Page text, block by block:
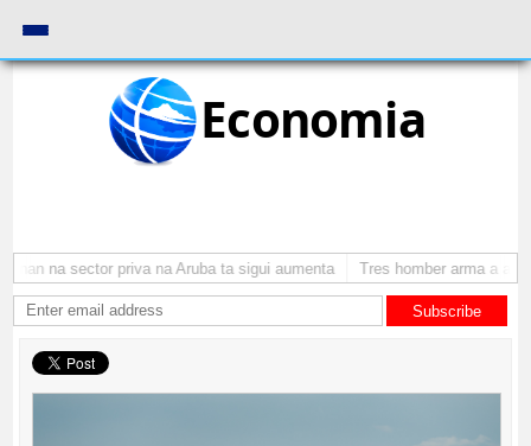
Economia
na sector priva na Aruba ta sigui aumenta Tres homber arma a
Subscribe